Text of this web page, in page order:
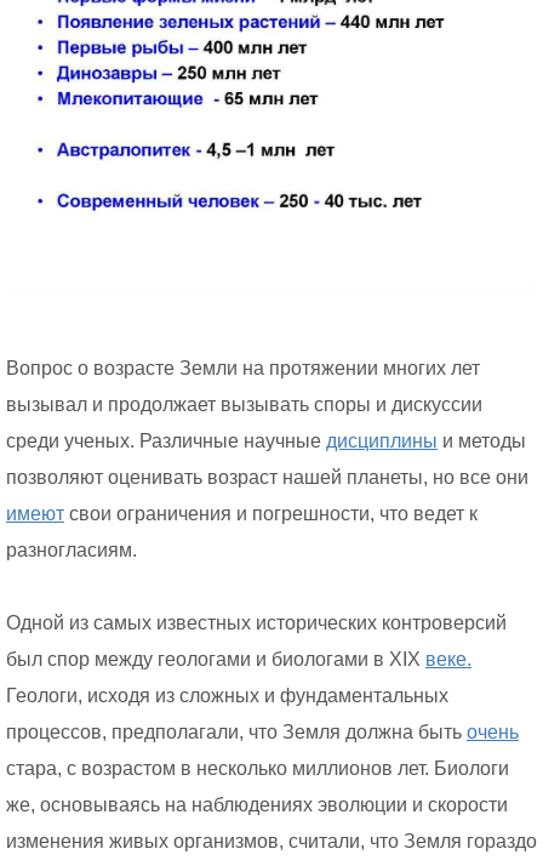
Вопрос о возрасте Земли на протяжении многих лет
вызывал и продолжает вызывать споры и дискуссии
среди ученых. Различные научные дисциплины и методы
позволяют оценивать возраст нашей планеты, но все они
имеют свои ограничения и погрешности, что ведет к
разногласиям.
Одной из самых известных исторических контроверсий
был спор между геологами и биологами в XIX веке.
Геологи, исходя из сложных и фундаментальных
процессов, предполагали, что Земля должна быть очень
стара, с возрастом в несколько миллионов лет. Биологи
же, основываясь на наблюдениях эволюции и скорости
изменения живых организмов, считали, что Земля гораздо